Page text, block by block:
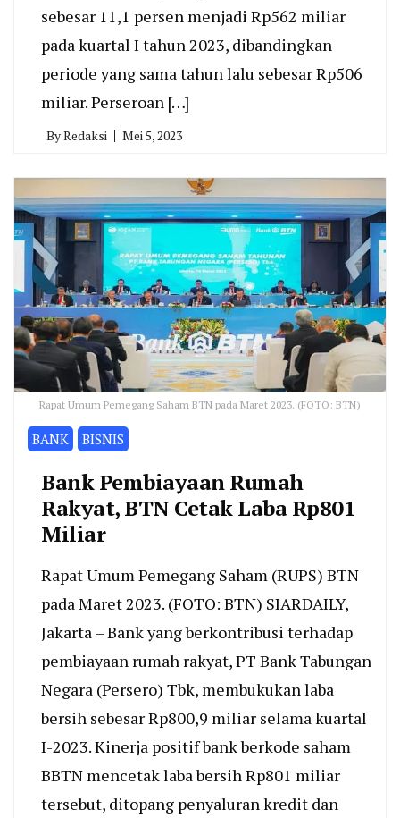
sebesar 11,1 persen menjadi Rp562 miliar
pada kuartal I tahun 2023, dibandingkan
periode yang sama tahun lalu sebesar Rp506
miliar. Perseroan […]
ByRedaksi Mei 5, 2023
Rapat Umum Pemegang Saham BTN pada Maret 2023. (FOTO: BTN)
BANK BISNIS
Bank Pembiayaan Rumah
Rakyat, BTN Cetak Laba Rp801
Miliar
Rapat Umum Pemegang Saham (RUPS) BTN
pada Maret 2023. (FOTO: BTN) SIARDAILY,
Jakarta – Bank yang berkontribusi terhadap
pembiayaan rumah rakyat, PT Bank Tabungan
Negara (Persero) Tbk, membukukan laba
bersih sebesar Rp800,9 miliar selama kuartal
I-2023. Kinerja positif bank berkode saham
BBTN mencetak laba bersih Rp801 miliar
tersebut, ditopang penyaluran kredit dan